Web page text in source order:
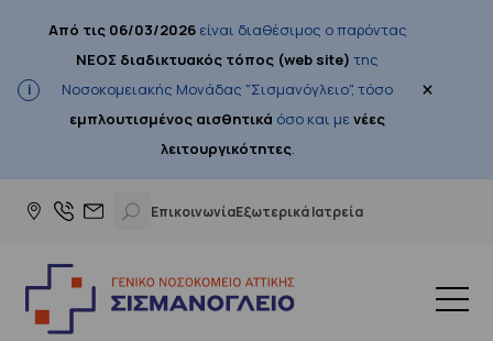
Από τις 06/03/2026είναι διαθέσιμος ο παρόντας
ΝΕΟΣ διαδικτυακός τόπος (web site) της
Νοσοκομειακής Μονάδας "Σισμανόγλειο", τόσο
εμπλουτισμένος αισθητικά όσο και μενέες
λειτουργικότητες.
×
ΕπικοινωνίαΕξωτερικά Ιατρεία